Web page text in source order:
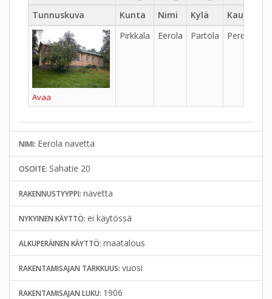
Tunnuskuva Kunta Nimi Kylä
Avaa
Pirkkala Eerola Partola Pere
NIMI: Eerola navetta
OSOITE: Sahatie 20
RAKENNUSTYYPPI: navetta
NYKYINEN KÄYTTÖ: ei käytössä
ALKUPERÄINEN KÄYTTÖ: maatalous
RAKENTAMISAJAN TARKKUUS: vuosi
RAKENTAMISAJAN LUKU: 1906